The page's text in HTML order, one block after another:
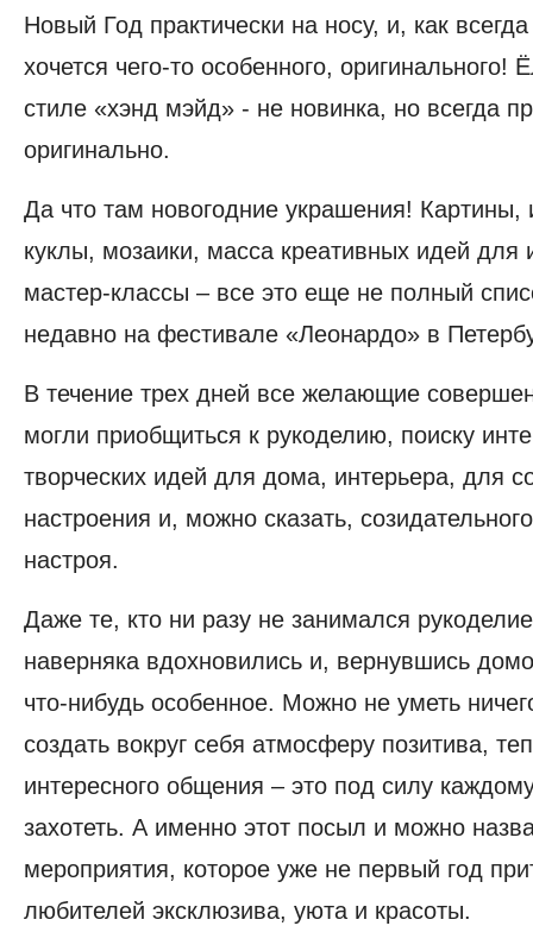
Новый Год практически на носу, и, как
хочется чего-то особенного, оригинального!
стиле «хэнд мэйд» - не новинка, но всегда
оригинально.
Да что там новогодние украшения! Картины,
куклы, мозаики, масса креативных идей для
мастер-классы – все это еще не полный
недавно на фестивале «Леонардо» в
В течение трех дней все желающие
могли приобщиться к рукоделию, поиску
творческих идей для дома, интерьера, для
настроения и, можно сказать,
настроя.
Даже те, кто ни разу не занимался
наверняка вдохновились и, вернувшись
что-нибудь особенное. Можно не уметь
создать вокруг себя атмосферу позитива,
интересного общения – это под силу
захотеть. А именно этот посыл и можно
мероприятия, которое уже не первый год
любителей эксклюзива, уюта и красоты.